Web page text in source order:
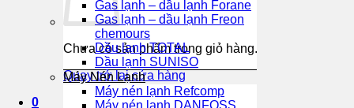
Chưa có sản phẩm trong giỏ hàng.
Quay trở lại cửa hàng
0
Gas lạnh – dầu lạnh Forane
Gas lạnh – dầu lạnh Freon
chemours
Dầu lạnh TOTAL
Dầu lạnh SUNISO
Máy Nén Lạnh
Máy nén lạnh Refcomp
Máy nén lạnh DANFOSS